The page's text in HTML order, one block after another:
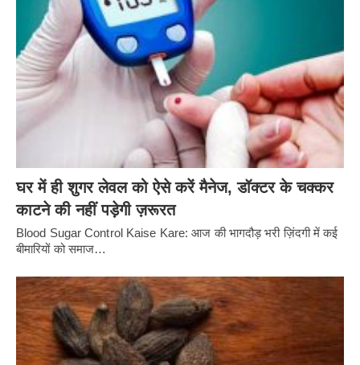
घर में ही शुगर लेवल को ऐसे करें मैनेज, डॉक्टर के चक्कर
काटने की नहीं पड़ेगी ज़रूरत
Blood Sugar Control Kaise Kare: आज की भागदौड़ भरी ज़िंदगी में कई
बीमारियों को समाज…